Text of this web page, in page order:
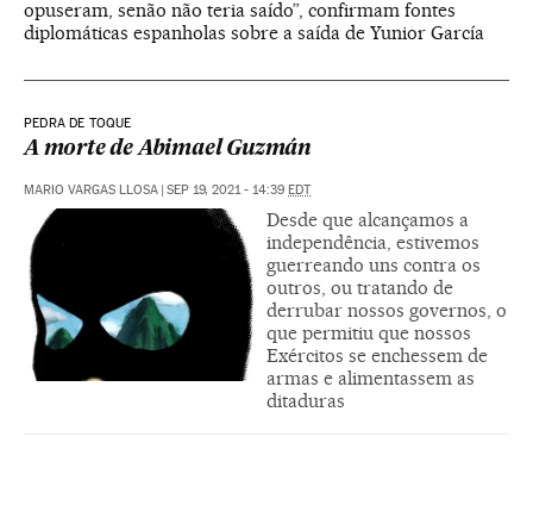
opuseram, senão não teria saído”, confirmam fontes
diplomáticas espanholas sobre a saída de Yunior García
PEDRA DE TOQUE
A morte de Abimael Guzmán
MARIO VARGAS LLOSA SEP 19, 2021 - 14:39 EDT
Desde que alcançamos a
independência, estivemos
guerreando uns contra os
outros, ou tratando de
derrubar nossos governos, o
que permitiu que nossos
Exércitos se enchessem de
armas e alimentassem as
ditaduras